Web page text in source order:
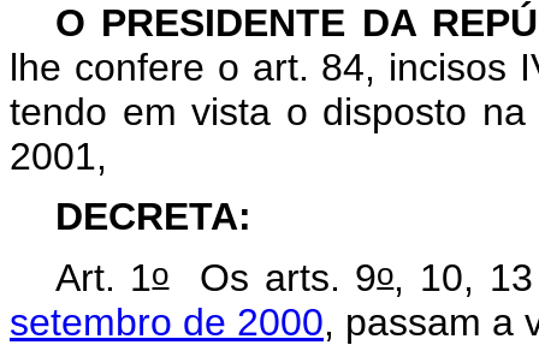
O PRESIDENTE DA
lhe confere o art. 84, incisos
tendo em vista o disposto
2001,
DECRETA:
Art. 1oOs arts. 9o, 10,
setembro de 2000, passam a